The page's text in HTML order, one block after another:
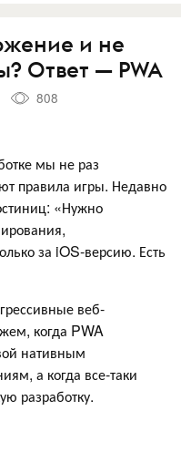
и не
Ответ — PWA
808
мы не раз
правила игры. Недавно
«Нужно
за iOS-версию. Есть
веб-
когда PWA
нативным
а когда все-таки
разработку.